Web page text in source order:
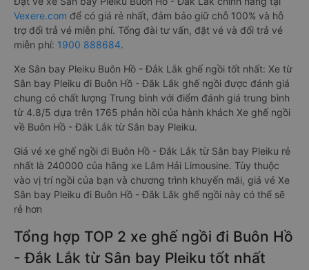
Vexere.com để có giá rẻ nhất, đảm bảo giữ chỗ 100% và hỗ
trợ đổi trả vé miễn phí. Tổng đài tư vấn, đặt vé và đổi trả vé
miễn phí: 1900 888684.
Xe Sân bay Pleiku Buôn Hồ - Đắk Lắk ghế ngồi tốt nhất: Xe từ
Sân bay Pleiku đi Buôn Hồ - Đắk Lắk ghế ngồi được đánh giá
chung có chất lượng Trung bình với điểm đánh giá trung bình
từ 4.8/5 dựa trên 1765 phản hồi của hành khách Xe ghế ngồi
về Buôn Hồ - Đắk Lắk từ Sân bay Pleiku.
Giá vé xe ghế ngồi đi Buôn Hồ - Đắk Lắk từ Sân bay Pleiku rẻ
nhất là 240000 của hãng xe Lâm Hải Limousine. Tùy thuộc
vào vị trí ngồi của bạn và chương trình khuyến mãi, giá vé Xe
Sân bay Pleiku đi Buôn Hồ - Đắk Lắk ghế ngồi này có thể sẽ
rẻ hơn
Tổng hợp TOP 2 xe ghế ngồi đi Buôn Hồ
- Đắk Lắk từ Sân bay Pleiku tốt nhất